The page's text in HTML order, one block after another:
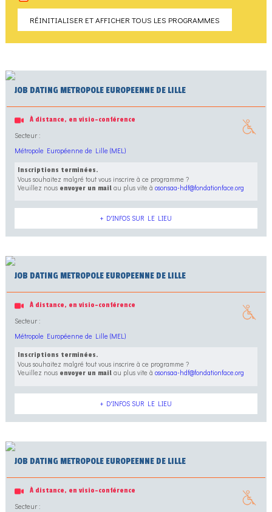
RÉINITIALISER ET AFFICHER TOUS LES PROGRAMMES
JOB DATING METROPOLE EUROPEENNE DE LILLE
À distance, en visio-conférence
Secteur :
Métropole Européenne de Lille (MEL)
Inscriptions terminées.
Vous souhaitez malgré tout vous inscrire à ce programme ?
Veuillez nous envoyer un mailau plus vite à osonsaa-hdf@fondationface.org
+ D'INFOS SUR LE LIEU
JOB DATING METROPOLE EUROPEENNE DE LILLE
À distance, en visio-conférence
Secteur :
Métropole Européenne de Lille (MEL)
Inscriptions terminées.
Vous souhaitez malgré tout vous inscrire à ce programme ?
Veuillez nous envoyer un mailau plus vite à osonsaa-hdf@fondationface.org
+ D'INFOS SUR LE LIEU
JOB DATING METROPOLE EUROPEENNE DE LILLE
À distance, en visio-conférence
Secteur :